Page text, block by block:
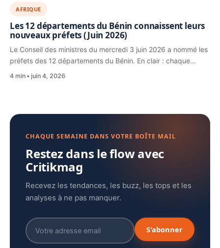
AFRIQUE
Les 12 départements du Bénin connaissent leurs
nouveaux préfets (Juin 2026)
Le Conseil des ministres du mercredi 3 juin 2026 a nommé les
préfets des 12 départements du Bénin. En clair : chaque…
4 min juin 4, 2026
CHAQUE SEMAINE DANS VOTRE BOÎTE MAIL
Restez dans le flow avec
Critikmag
Recevez les tendances, les buzz, les tops et les
analyses à ne pas manquer.
S'abonner